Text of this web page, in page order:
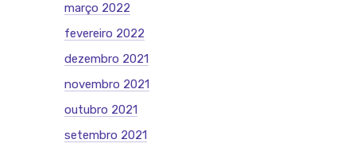
março 2022
fevereiro 2022
dezembro 2021
novembro 2021
outubro 2021
setembro 2021